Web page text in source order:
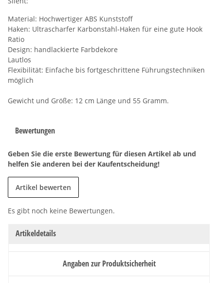
Material: Hochwertiger ABS Kunststoff
Haken: Ultrascharfer Karbonstahl-Haken für eine gute Hook
Ratio
Design: handlackierte Farbdekore
Lautlos
Flexibilität: Einfache bis fortgeschrittene Führungstechniken
möglich
Gewicht und Größe: 12 cm Länge und 55 Gramm.
Bewertungen
Geben Sie die erste Bewertung für diesen Artikel ab und
helfen Sie anderen bei der Kaufentscheidung!
Artikel bewerten
Es gibt noch keine Bewertungen.
Artikeldetails
Angaben zur Produktsicherheit